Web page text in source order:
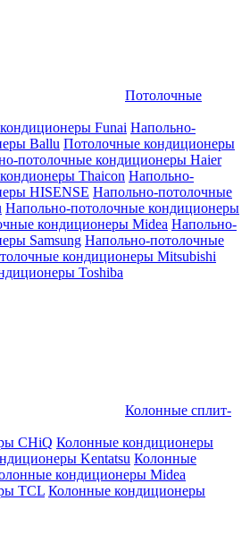
Потолочные
Funai Напольно-
Ballu Потолочные кондиционеры
потолочные кондиционеры Haier
Thaicon Напольно-
HISENSE Напольно-потолочные
Напольно-потолочные кондиционеры
кондиционеры Midea Напольно-
Samsung Напольно-потолочные
кондиционеры Mitsubishi
Toshiba
Колонные сплит-
CHiQ Колонные кондиционеры
Kentatsu Колонные
кондиционеры Midea
TCL Колонные кондиционеры